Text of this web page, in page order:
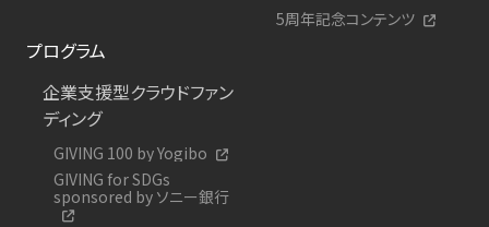
5周年記念コンテンツ
プログラム
企業支援型クラウドファン
ディング
GIVING 100 by Yogibo
GIVING for SDGs
sponsored by ソニー銀行